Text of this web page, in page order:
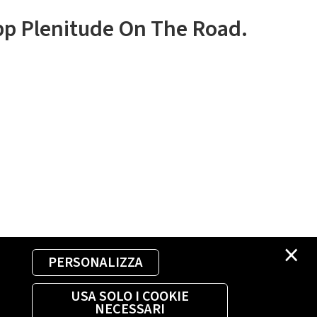
×
PERSONALIZZA
USA SOLO I COOKIE
NECESSARI
Plenitude On The Road.